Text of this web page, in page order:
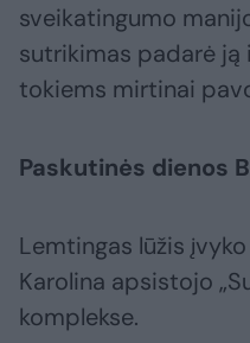
sveikatingumo
sutrikimas padarė ją
tokiems mirtinai
Paskutinės dienos
Lemtingas lūžis
Karolina apsistojo
komplekse.